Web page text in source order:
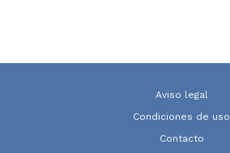
Aviso legal
Condiciones de uso
Contacto